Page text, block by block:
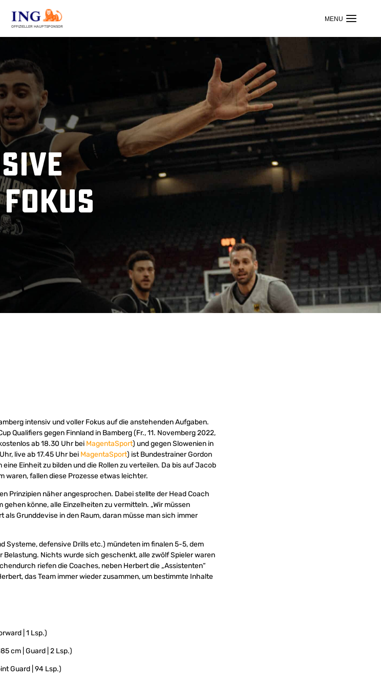
OFFIZIELLER HAUPTSPONSOR
intensiv und voller Fokus auf die anstehenden Aufgaben.
Qualifiers gegen Finnland in Bamberg (Fr., 11. Novemberg 2022,
ab 18.30 Uhr bei MagentaSport) und gegen Slowenien in
live ab 17.45 Uhr bei MagentaSport) ist Bundestrainer Gordon
Einheit zu bilden und die Rollen zu verteilen. Da bis auf Jacob
waren, fallen diese Prozesse etwas leichter.
Prinzipien näher angesprochen. Dabei stellte der Head Coach
gehen könne, alle Einzelheiten zu vermitteln. „Wir müssen
als Grunddevise in den Raum, daran müsse man sich immer
Systeme, defensive Drills etc.) mündeten im finalen 5-5, dem
Belastung. Nichts wurde sich geschenkt, alle zwölf Spieler waren
riefen die Coaches, neben Herbert die „Assistenten“
das Team immer wieder zusammen, um bestimmte Inhalte
| 1 Lsp.)
cm | Guard | 2 Lsp.)
Guard | 94 Lsp.)